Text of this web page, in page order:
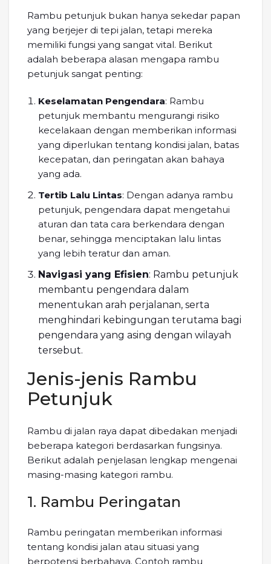
Rambu petunjuk bukan hanya sekedar papan
yang berjejer di tepi jalan, tetapi mereka
memiliki fungsi yang sangat vital. Berikut
adalah beberapa alasan mengapa rambu
petunjuk sangat penting:
Keselamatan Pengendara: Rambu
petunjuk membantu mengurangi risiko
kecelakaan dengan memberikan informasi
yang diperlukan tentang kondisi jalan, batas
kecepatan, dan peringatan akan bahaya
yang ada.
Tertib Lalu Lintas: Dengan adanya rambu
petunjuk, pengendara dapat mengetahui
aturan dan tata cara berkendara dengan
benar, sehingga menciptakan lalu lintas
yang lebih teratur dan aman.
Navigasi yang Efisien: Rambu petunjuk
membantu pengendara dalam
menentukan arah perjalanan, serta
menghindari kebingungan terutama bagi
pengendara yang asing dengan wilayah
tersebut.
Jenis-jenis Rambu
Petunjuk
Rambu di jalan raya dapat dibedakan menjadi
beberapa kategori berdasarkan fungsinya.
Berikut adalah penjelasan lengkap mengenai
masing-masing kategori rambu.
1. Rambu Peringatan
Rambu peringatan memberikan informasi
tentang kondisi jalan atau situasi yang
berpotensi berbahaya. Contoh rambu